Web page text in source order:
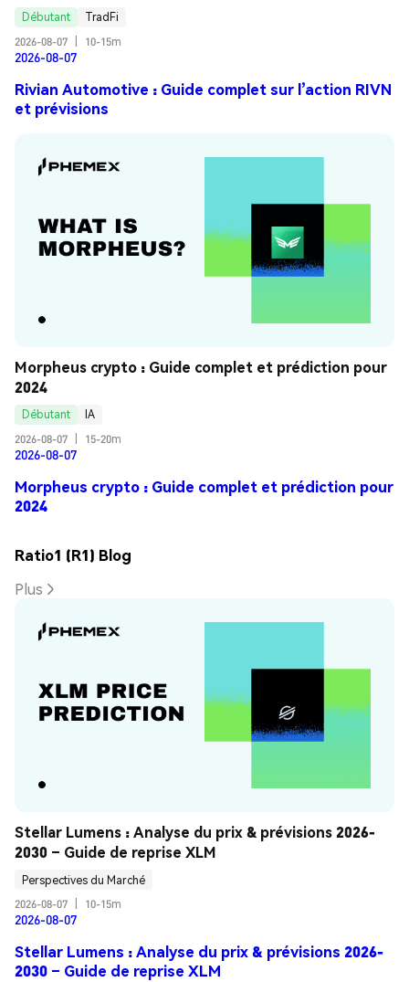
Débutant
TradFi
2026-08-07
10-15m
2026-08-07
Rivian Automotive : Guide complet sur l’action RIVN
et prévisions
Morpheus crypto : Guide complet et prédiction pour
2024
Débutant
IA
2026-08-07
15-20m
2026-08-07
Morpheus crypto : Guide complet et prédiction pour
2024
Ratio1 (R1) Blog
Plus
Stellar Lumens : Analyse du prix & prévisions 2026-
2030 – Guide de reprise XLM
Perspectives du Marché
2026-08-07
10-15m
2026-08-07
Stellar Lumens : Analyse du prix & prévisions 2026-
2030 – Guide de reprise XLM